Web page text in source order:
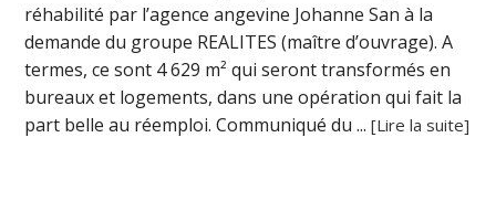
réhabilité par l’agence angevine Johanne San à la
demande du groupe REALITES (maître d’ouvrage). A
termes, ce sont 4 629 m² qui seront transformés en
bureaux et logements, dans une opération qui fait la
part belle au réemploi. Communiqué du ...[Lire la suite]